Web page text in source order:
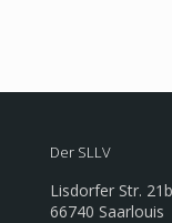
Der SLLV
Lisdorfer Str. 21b
66740 Saarlouis